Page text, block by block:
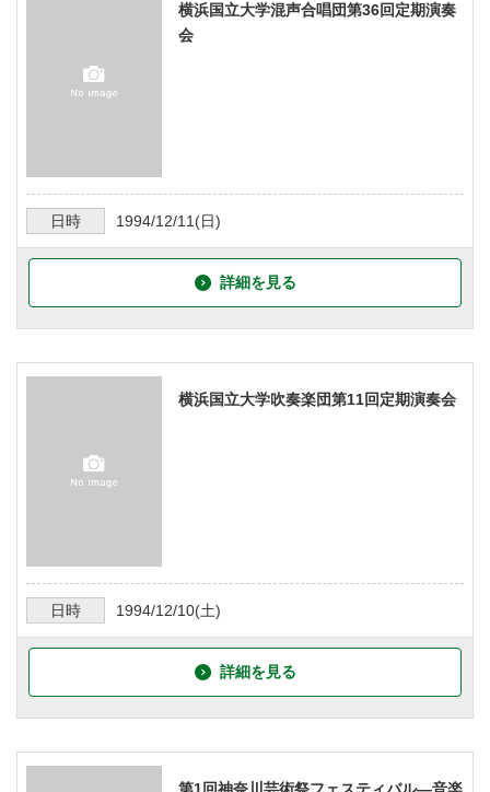
横浜国立大学混声合唱団第36回定期演奏
会
日時 1994/12/11 (日)
詳細を見る
横浜国立大学吹奏楽団第11回定期演奏会
日時 1994/12/10(土)
詳細を見る
第1回神奈川芸術祭フェスティバル―音楽